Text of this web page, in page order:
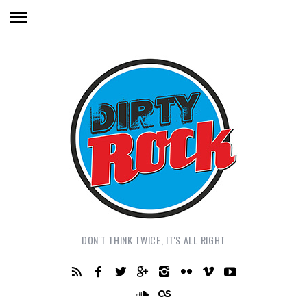
DON'T THINK TWICE, IT'S ALL RIGHT